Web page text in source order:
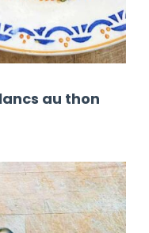
au thon